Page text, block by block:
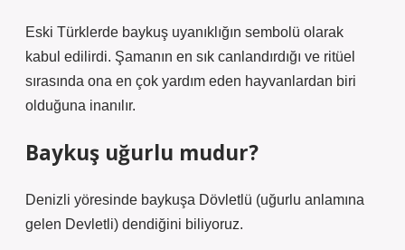
Eski Türklerde baykuş uyanıklığın sembolü olarak
kabul edilirdi. Şamanın en sık canlandırdığı ve ritüel
sırasında ona en çok yardım eden hayvanlardan biri
olduğuna inanılır.
Baykuş uğurlu mudur?
Denizli yöresinde baykuşa Dövletlü (uğurlu anlamına
gelen Devletli) dendiğini biliyoruz.